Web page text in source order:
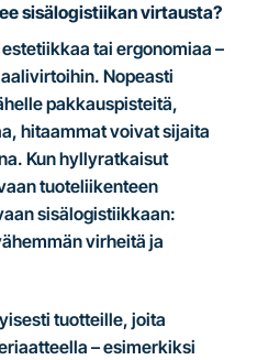
sisälogistiikan virtausta?
tai ergonomiaa –
Nopeasti
pakkauspisteitä,
hitaammat voivat sijaita
Kun hyllyratkaisut
tuoteliikenteen
sisälogistiikkaan:
virheitä ja
tuotteille, joita
– esimerkiksi